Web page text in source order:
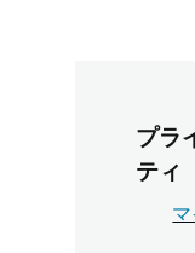
プラ
ティ